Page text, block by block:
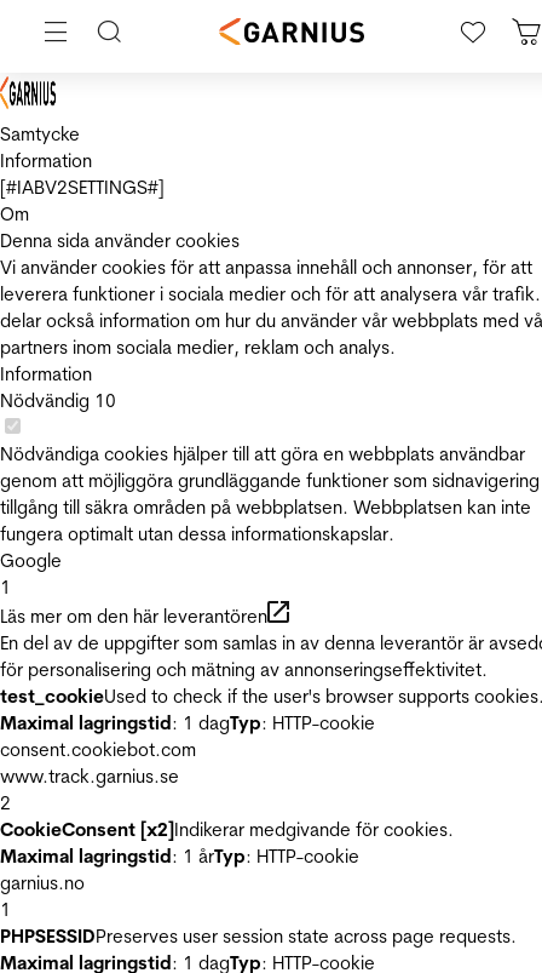
Samtycke
Information
[#IABV2SETTINGS#]
Om
Denna sida använder cookies
Vi använder cookies för att anpassa innehåll och annonser, för att
leverera funktioner i sociala medier och för att analysera vår
delar också information om hur du använder vår webbplats med
partners inom sociala medier, reklam och analys.
Information
Nödvändig 10
Nödvändiga cookies hjälper till att göra en webbplats användbar
genom att möjliggöra grundläggande funktioner som
tillgång till säkra områden på webbplatsen. Webbplatsen kan inte
fungera optimalt utan dessa informationskapslar.
Google
1
Läs mer om den här leverantören
En del av de uppgifter som samlas in av denna leverantör är
för personalisering och mätning av annonseringseffektivitet.
test_cookieUsed to check if the user's browser supports
Maximal lagringstid: 1 dagTyp: HTTP-cookie
consent.cookiebot.com
www.track.garnius.se
2
CookieConsent [x2]Indikerar medgivande för cookies.
Maximal lagringstid: 1 årTyp: HTTP-cookie
garnius.no
1
PHPSESSIDPreserves user session state across page requests.
Maximal lagringstid: 1 dagTyp: HTTP-cookie